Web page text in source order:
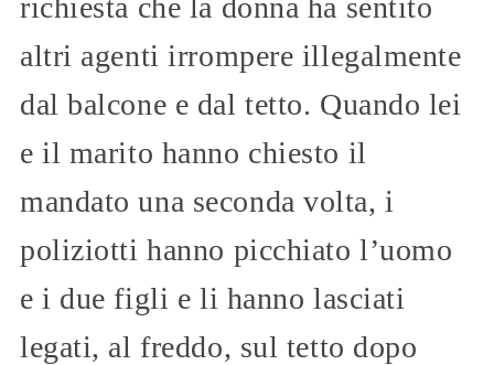
richiesta che la donna ha sentito
altri agenti irrompere illegalmente
dal balcone e dal tetto. Quando lei
e il marito hanno chiesto il
mandato una seconda volta, i
poliziotti hanno picchiato l’uomo
e i due figli e li hanno lasciati
legati, al freddo, sul tetto dopo